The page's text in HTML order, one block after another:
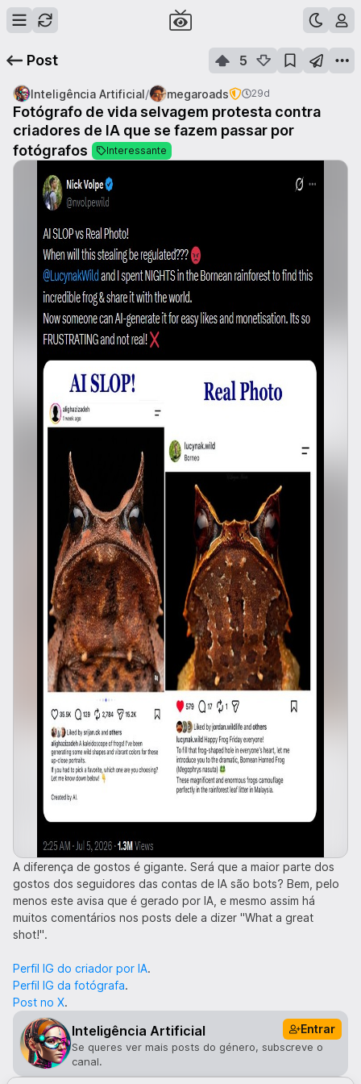
Post 5
Inteligência Artificial/ megaroads 29d
Fotógrafo de vida selvagem protesta contra
criadores de IA que se fazem passar por
fotógrafos
Interessante
A diferença de gostos é gigante. Será que a maior parte dos
gostos dos seguidores das contas de IA são bots? Bem, pelo
menos este avisa que é gerado por IA, e mesmo assim há
muitos comentários nos posts dele a dizer "What a great
shot!".
Perfil IG do criador por IA.
Perfil IG da fotógrafa.
Post no X.
Inteligência Artificial Entrar
Se queres ver mais posts do género, subscreve o
canal.